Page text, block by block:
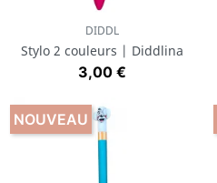
DIDDL
Stylo 2 couleurs | Diddlina
Prix
3,00 €
NOUVEAU